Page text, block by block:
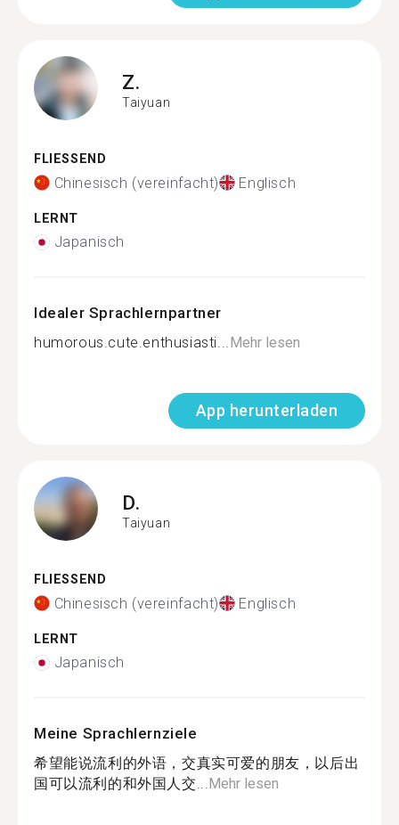
Z.
Taiyuan
FLIESSEND
Chinesisch (vereinfacht) Englisch
LERNT
Japanisch
Idealer Sprachlernpartner
humorous.cute.enthusiasti...Mehr lesen
App herunterladen
D.
Taiyuan
FLIESSEND
Chinesisch (vereinfacht) Englisch
LERNT
Japanisch
Meine Sprachlernziele
希望能说流利的外语，交真实可爱的朋友，以后出
国可以流利的和外国人交...Mehr lesen